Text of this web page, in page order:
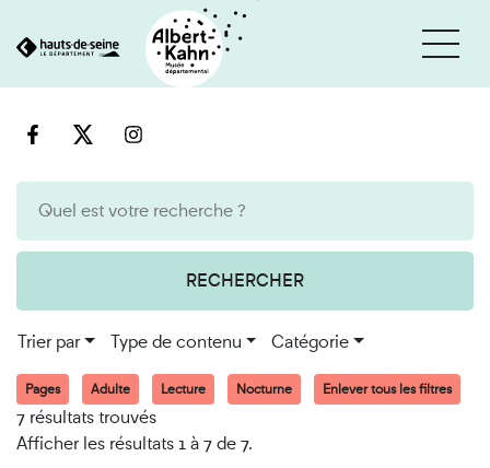
au
RECHERCHER
Trier par Type de contenu Catégorie
Pages Adulte Lecture Nocturne Enlever tous les filtres
7 résultats trouvés
Afficher les résultats 1 à 7 de 7.
Cookies et traceurs utilisés sur ce site